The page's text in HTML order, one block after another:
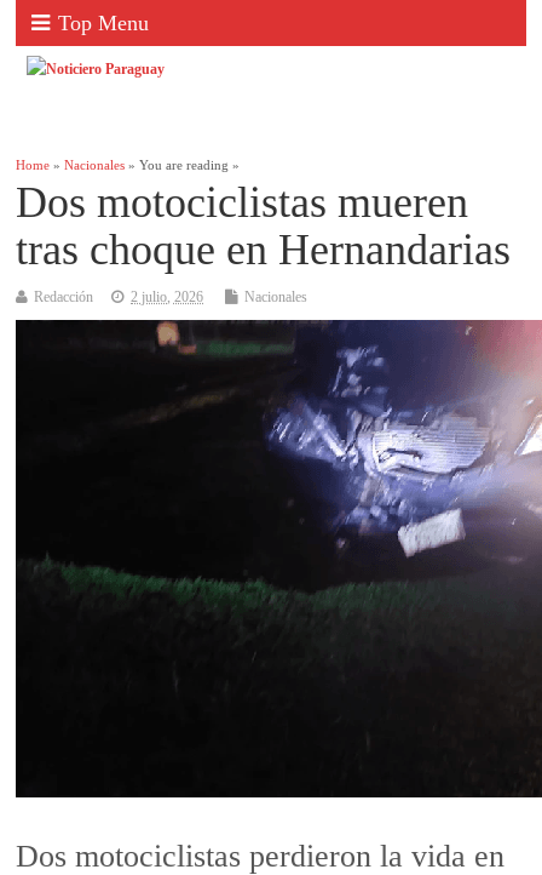
Top Menu
Home »Nacionales » You are reading »
Dos motociclistas mueren
tras choque en Hernandarias
Redacción 2 julio, 2026 Nacionales
Dos motociclistas perdieron la vida en